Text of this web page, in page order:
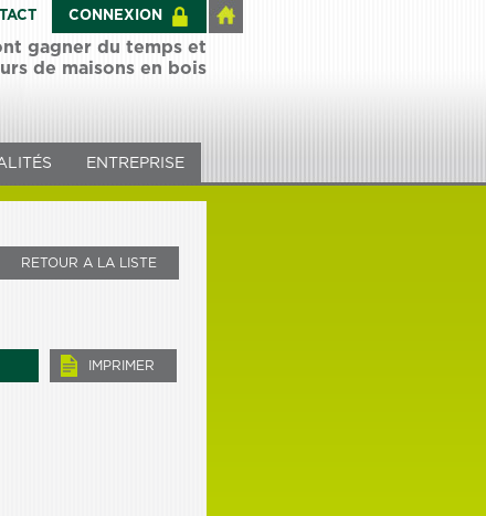
CONNEXION
gagner du temps et
de maisons en bois
ENTREPRISE
RETOUR A LA LISTE
IMPRIMER